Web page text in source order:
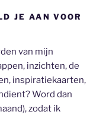
JE AAN VOOR
van mijn
inzichten, de
inspiratiekaarten,
Word dan
zodat ik